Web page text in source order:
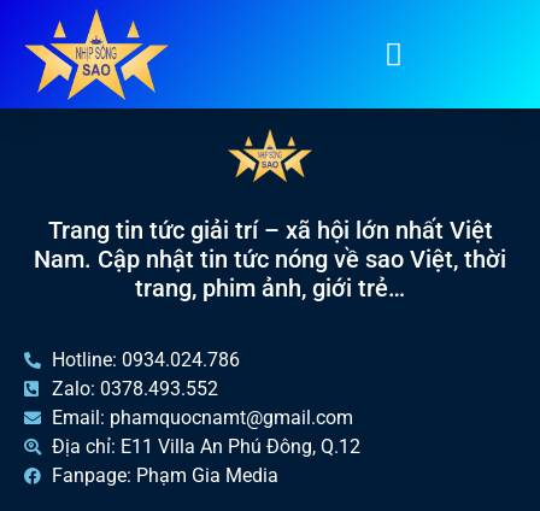
Tag:ASTRO
Trang tin tức giải trí – xã hội lớn nhất Việt
Nam. Cập nhật tin tức nóng về sao Việt, thời
trang, phim ảnh, giới trẻ…
Hotline: 0934.024.786
Zalo: 0378.493.552
Email: phamquocnamt@gmail.com
Địa chỉ: E11 Villa An Phú Đông, Q.12
Fanpage: Phạm Gia Media